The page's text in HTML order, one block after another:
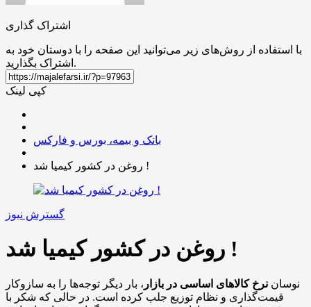
اشتراک گذاری
با استفاده از روش‌های زیر می‌توانید این صفحه را با دوستان خود به
اشتراک بگذارید.
کپی لینک
بانک و بیمه، بورس و فارکس
روغن در کشور کیمیا شد !
گسترش نیوز
روغن در کشور کیمیا شد !
نوسان نرخ کالاهای اساسی در بازار ، بار دیگر توجه‌ها را به سازوکار
قیمت‌گذاری و نظام توزیع جلب کرده است. در حالی‌ که شکر با